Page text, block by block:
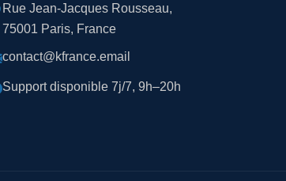
Rue Jean-Jacques Rousseau,
75001 Paris, France
contact@kfrance.email
Support disponible 7j/7, 9h–20h